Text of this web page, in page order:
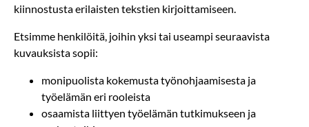
kiinnostusta erilaisten tekstien kirjoittamiseen.
Etsimme henkilöitä, joihin yksi tai useampi seuraavista
kuvauksista sopii:
monipuolista kokemusta työnohjaamisesta ja
työelämän eri rooleista
osaamista liittyen työelämän tutkimukseen ja